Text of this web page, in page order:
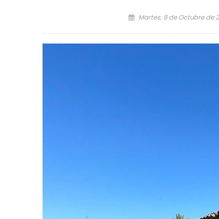
Posted on
Martes, 8 de Octubre de